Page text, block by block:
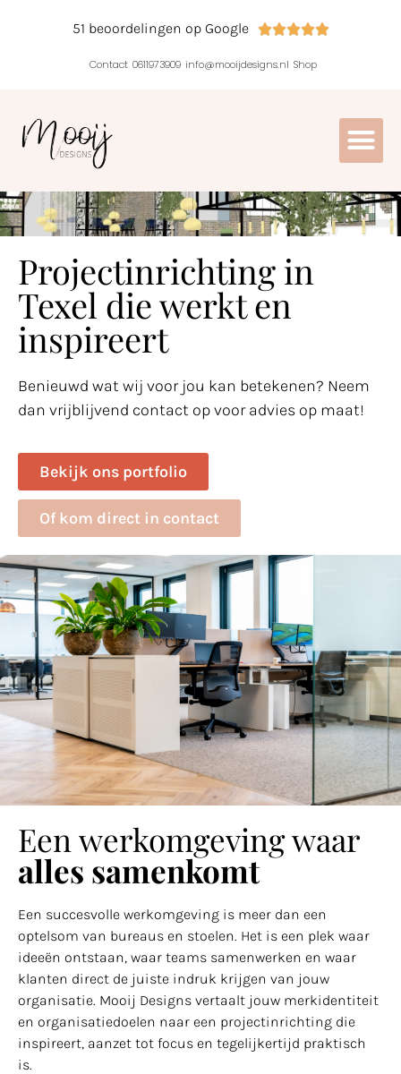
51 beoordelingen op Google 
Contact 0611973909 info@mooijdesigns.nl Shop
Projectinrichting in
Texel die werkt en
inspireert
Benieuwd wat wij voor jou kan betekenen? Neem
dan vrijblijvend contact op voor advies op maat!
Bekijk ons portfolio
Of kom direct in contact
Een werkomgeving waar
alles samenkomt
Een succesvolle werkomgeving is meer dan een
optelsom van bureaus en stoelen. Het is een plek waar
ideeën ontstaan, waar teams samenwerken en waar
klanten direct de juiste indruk krijgen van jouw
organisatie. Mooij Designs vertaalt jouw merkidentiteit
en organisatiedoelen naar een projectinrichting die
inspireert, aanzet tot focus en tegelijkertijd praktisch
is.